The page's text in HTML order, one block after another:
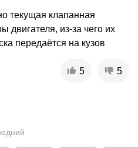
текущая клапанная
двигателя, из-за чего их
передаётся на кузов
5 5